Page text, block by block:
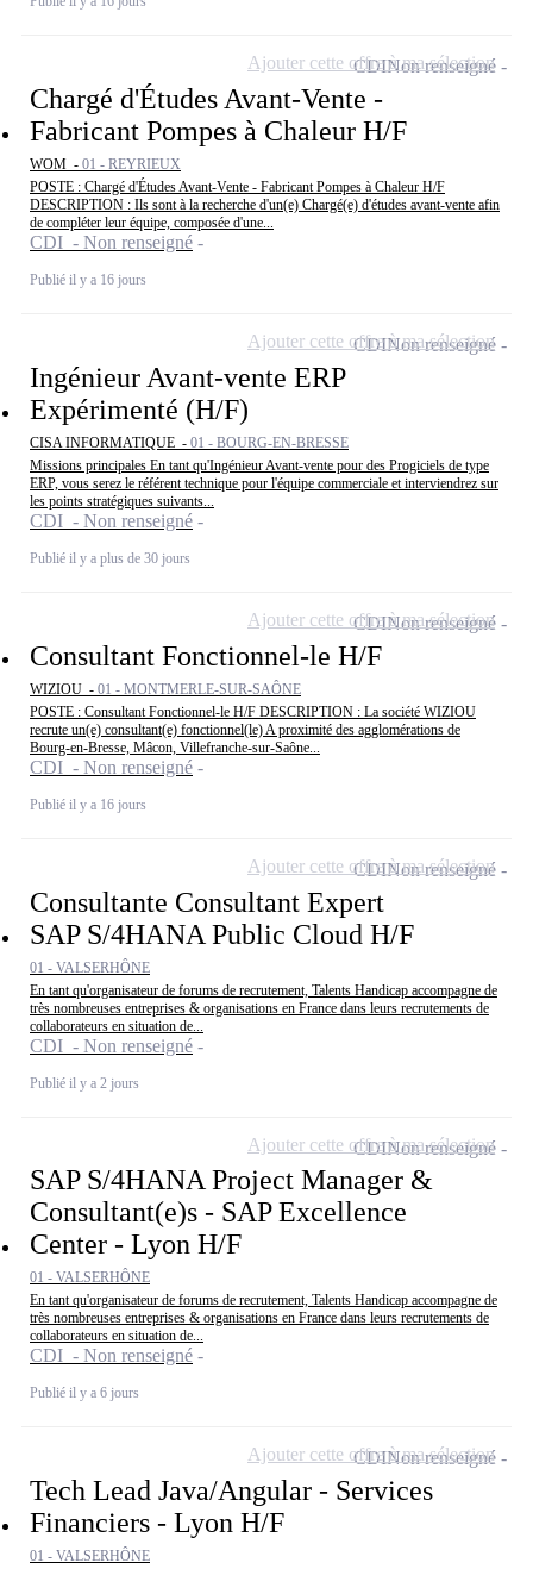
Chargé d'Études Avant-Vente -
Fabricant Pompes à Chaleur H/F
WOM - 01 - REYRIEUX
POSTE : Chargé d'Études Avant-Vente - Fabricant Pompes à Chaleur H/F
DESCRIPTION : Ils sont à la recherche d'un(e) Chargé(e) d'études avant-vente afin
de compléter leur équipe, composée d'une...
CDI - Non renseigné
Publié il y a 16 jours
CDINon renseigné
Ajouter cette offre à ma sélection
Ingénieur Avant-vente ERP
Expérimenté (H/F)
CISA INFORMATIQUE - 01 - BOURG-EN-BRESSE
Missions principales En tant qu'Ingénieur Avant-vente pour des Progiciels de type
ERP, vous serez le référent technique pour l'équipe commerciale et interviendrez sur
les points stratégiques suivants...
CDI - Non renseigné
Publié il y a plus de 30 jours
CDINon renseigné
Ajouter cette offre à ma sélection
Consultant Fonctionnel-le H/F
WIZIOU - 01 - MONTMERLE-SUR-SAÔNE
POSTE : Consultant Fonctionnel-le H/F DESCRIPTION : La société WIZIOU
recrute un(e) consultant(e) fonctionnel(le) A proximité des agglomérations de
Bourg-en-Bresse, Mâcon, Villefranche-sur-Saône...
CDI - Non renseigné
Publié il y a 16 jours
CDINon renseigné
Ajouter cette offre à ma sélection
Consultante Consultant Expert
SAP S/4HANA Public Cloud H/F
01 - VALSERHÔNE
En tant qu'organisateur de forums de recrutement, Talents Handicap accompagne de
très nombreuses entreprises & organisations en France dans leurs recrutements de
collaborateurs en situation de...
CDI - Non renseigné
Publié il y a 2 jours
CDINon renseigné
Ajouter cette offre à ma sélection
SAP S/4HANA Project Manager &
Consultant(e)s - SAP Excellence
Center - Lyon H/F
01 - VALSERHÔNE
En tant qu'organisateur de forums de recrutement, Talents Handicap accompagne de
très nombreuses entreprises & organisations en France dans leurs recrutements de
collaborateurs en situation de...
CDI - Non renseigné
Publié il y a 6 jours
CDINon renseigné
Ajouter cette offre à ma sélection
Tech Lead Java/Angular - Services
Financiers - Lyon H/F
01 - VALSERHÔNE
CDINon renseigné
Ajouter cette offre à ma sélection